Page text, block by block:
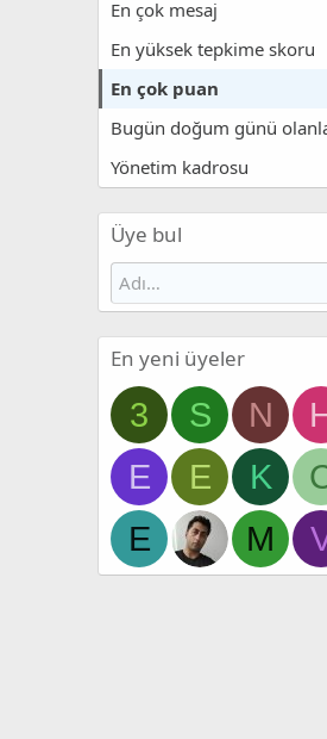
En çok mesaj
En yüksek tepkime skoru
En çok puan
Bugün doğum günü
Yönetim kadrosu
Üye bul
En yeni üyeler
3 S N
E
E K
E
M